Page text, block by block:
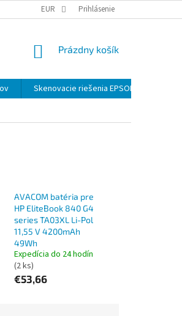
EUR Prihlásenie
NÁKUPNÝ
Prázdny košík
Skenovacie riešenia EPSON
AVACOM batéria pre
HP EliteBook 840 G4
series TA03XL Li-Pol
11,55 V 4200mAh
49Wh
Expedícia do 24 hodín
(2 ks)
€53,66